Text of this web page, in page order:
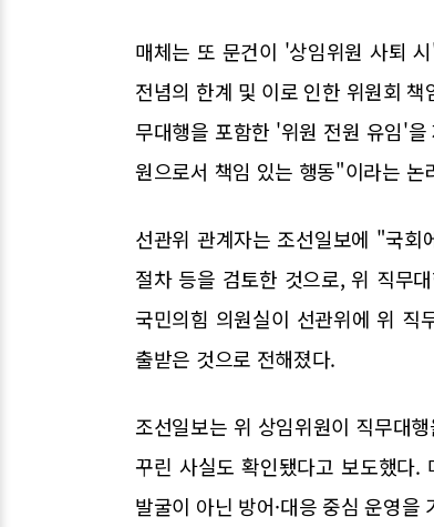
매체는 또 문건이 '상임위원 사퇴
전념의 한계 및 이로 인한 위원회
무대행을 포함한 '위원 전원 유임'
원으로서 책임 있는 행동"이라는 논
선관위 관계자는 조선일보에 "국회
절차 등을 검토한 것으로, 위 직무
국민의힘 의원실이 선관위에 위 직
출받은 것으로 전해졌다.
조선일보는 위 상임위원이 직무대
꾸린 사실도 확인됐다고 보도했다
발굴이 아닌 방어·대응 중심 운영